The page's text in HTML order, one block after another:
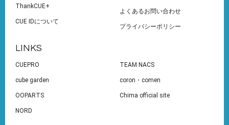
ThankCUE+
CUE IDについて
よくあるお問い合わせ
プライバシーポリシー
LINKS
CUEPRO TEAM NACS
cube garden coron・comen
OOPARTS Chima official site
NORD